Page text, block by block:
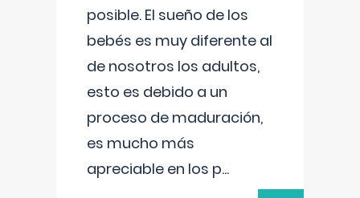
posible. El sueño de los
bebés es muy diferente al
de nosotros los adultos,
esto es debido a un
proceso de maduración,
es mucho más
apreciable en los p...